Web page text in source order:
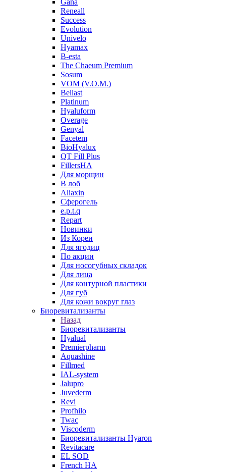
Gana
Reneall
Success
Evolution
Univelo
Hyamax
B-esta
The Chaeum Premium
Sosum
VOM (V.O.M.)
Bellast
Platinum
Hyaluform
Overage
Genyal
Facetem
BioHyalux
QT Fill Plus
FillersHA
Для морщин
В лоб
Aliaxin
Сферогель
e.p.t.q
Repart
Новинки
Из Кореи
Для ягодиц
По акции
Для носогубных складок
Для лица
Для контурной пластики
Для губ
Для кожи вокруг глаз
Биоревитализанты
Назад
Биоревитализанты
Hyalual
Premierpharm
Aquashine
Fillmed
IAL-system
Jalupro
Juvederm
Revi
Profhilo
Twac
Viscoderm
Биоревитализанты Hyaron
Revitacare
EL SOD
French HA